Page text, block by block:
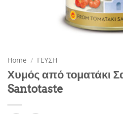
Home / ΓΕΥΣΗ
Χυμός από τοματάκι
Santotaste